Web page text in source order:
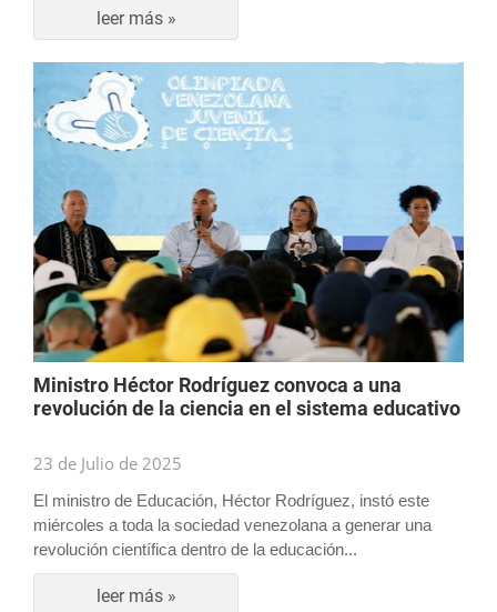
leer más »
Ministro Héctor Rodríguez convoca a una
revolución de la ciencia en el sistema educativo
23 de Julio de 2025
El ministro de Educación, Héctor Rodríguez, instó este
miércoles a toda la sociedad venezolana a generar una
revolución científica dentro de la educación...
leer más »